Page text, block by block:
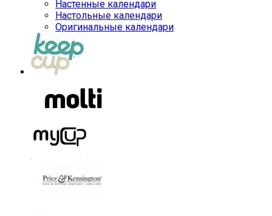
Настенные календари
Настольные календари
Оригинальные календари